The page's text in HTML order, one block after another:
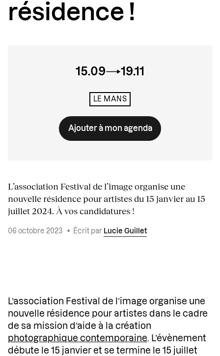
résidence !
15.09 19.11
LE MANS
Ajouter à mon agenda
L’association Festival de l’image organise une
nouvelle résidence pour artistes du 15 janvier au 15
juillet 2024. À vos candidatures !
06 octobre 2023 • Écrit par Lucie Guillet
L’association Festival de l’image organise une
nouvelle résidence pour artistes dans le cadre
de sa mission d’aide à la création
photographique contemporaine. L’évènement
débute le 15 janvier et se termine le 15 juillet